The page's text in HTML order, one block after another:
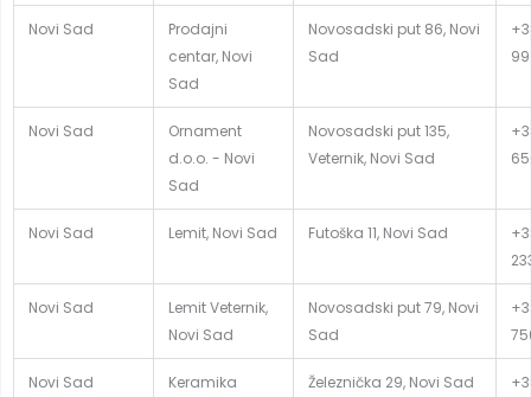
Novi Sad
Prodajni
centar, Novi
Sad
Novosadski put 86, Novi
Sad
Novi Sad
Ornament
d.o.o. - Novi
Sad
Novosadski put 135,
Veternik, Novi Sad
Novi Sad Lemit, Novi Sad Futoška 11, Novi Sad
Novi Sad
Lemit Veternik,
Novi Sad
Novosadski put 79, Novi
Sad
Novi Sad
Keramika
Železnička 29, Novi Sad